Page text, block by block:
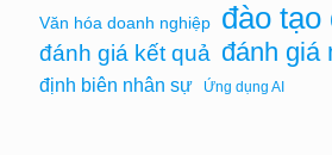
Văn hóa doanh nghiệp đào tạo
đánh giá kết quả đánh giá
định biên nhân sự Ứng dụng AI